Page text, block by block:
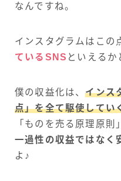
なんですね。
インスタグラムはこの
ているSNS といえるか
僕の収益化は、インス
点」を全て駆使してい
「ものを売る原理原則
一過性の収益ではなく
よ♪